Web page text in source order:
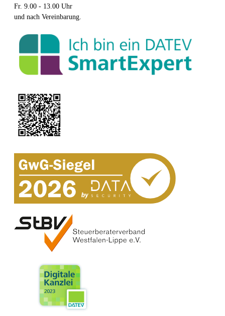
Fr. 9.00 - 13.00 Uhr
und nach Vereinbarung.